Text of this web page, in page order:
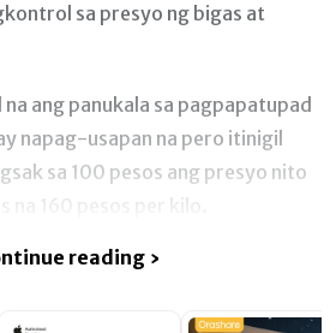
sa presyo ng bigas at
ang panukala sa pagpapatupad
napag-usapan na pero itinigil
sa 100 pesos ang presyo nito
na 160 pesos per kilo.
reading ›